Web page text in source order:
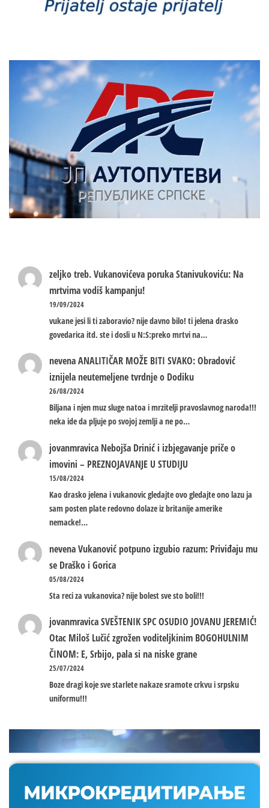
zeljko treb.Vukanovićeva poruka Stanivukoviću: Na
mrtvima vodiš kampanju!
19/09/2024
vukane jesi li ti zaboravio? nije davno bilo! ti jelena drasko
govedarica itd. ste i dosli u N:S:preko mrtvi na…
nevenaANALITIČAR MOŽE BITI SVAKO: Obradović
iznijela neutemeljene tvrdnje o Dodiku
26/08/2024
Biljana i njen muz sluge natoa i mrzitelji pravoslavnog naroda!!!
neka ide da pljuje po svojoj zemlji a ne po…
jovanmravica Nebojša Drinić i izbjegavanje priče o
imovini – PREZNOJAVANJE U STUDIJU
15/08/2024
Kao drasko jelena i vukanovic gledajte ovo gledajte ono lazu ja
sam posten plate redovno dolaze iz britanije amerike
nemacke!…
nevenaVukanović potpuno izgubio razum: Priviđaju mu
se Draško i Gorica
05/08/2024
Sta reci za vukanovica? nije bolest sve sto boli!!!
jovanmravicaSVEŠTENIK SPC OSUDIO JOVANU JEREMIĆ!
Otac Miloš Lučić zgrožen voditeljkinim BOGOHULNIM
ČINOM: E, Srbijo, pala si na niske grane
25/07/2024
Boze dragi koje sve starlete nakaze sramote crkvu i srpsku
uniformu!!!